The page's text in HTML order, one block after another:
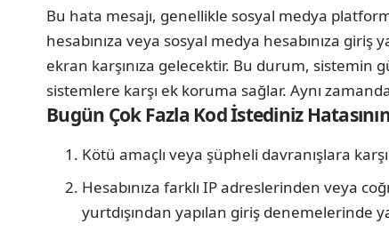
Bu hata mesajı, genellikle sosyal medya
hesabınıza veya sosyal medya hesabınıza
ekran karşınıza gelecektir. Bu durum, sistemin
sistemlere karşı ek koruma sağlar. Aynı
Bugün Çok Fazla Kod İstediniz
Kötü amaçlı veya şüpheli davranışlara
Hesabınıza farklı IP adreslerinden veya
yurtdışından yapılan giriş denemelerinde